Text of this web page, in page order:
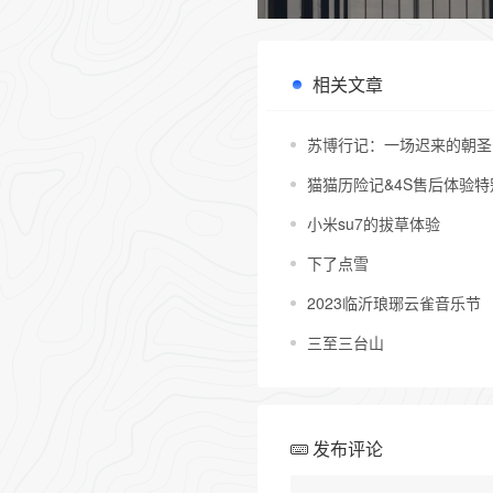
相关文章
苏博行记：一场迟来的朝圣
猫猫历险记&4S售后体验
小米su7的拔草体验
下了点雪
2023临沂琅琊云雀音乐节
三至三台山
发布评论